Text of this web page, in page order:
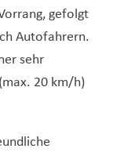
gefolgt
Autofahrern.
sehr
20 km/h)